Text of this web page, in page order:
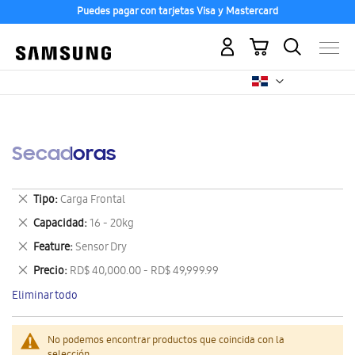
Puedes pagar con tarjetas Visa y Mastercard
Mi carrito
Secadoras
No podemos encontrar productos que coincida con la
Tipo Carga Frontal
Eliminar
este
artículo
Capacidad 16 - 20kg
Eliminar
este
artículo
Feature Sensor Dry
Eliminar
este
artículo
Precio RD$ 40,000.00 - RD$ 49,999.99
Eliminar
este
artículo
Eliminar todo